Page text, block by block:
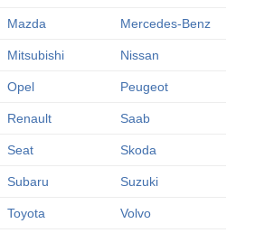
Mazda Mercedes-Benz
Mitsubishi Nissan
Opel Peugeot
Renault Saab
Seat Skoda
Subaru Suzuki
Toyota Volvo